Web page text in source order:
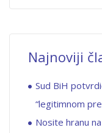
Najnoviji
Sud BiH
“legitimnom
Nosite hranu